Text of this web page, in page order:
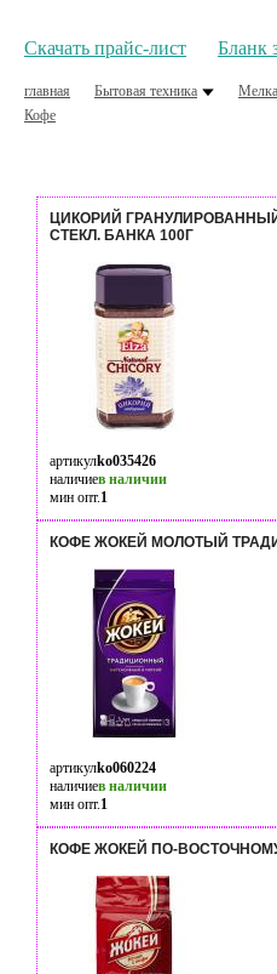
Скачать прайс-лист Бланк
главная Бытовая техника
Кофе
ЦИКОРИЙ ГРАНУЛИРОВАННЫЙ
СТЕКЛ. БАНКА 100Г
артикулko035426
наличиев наличии
мин опт.1
КОФЕ ЖОКЕЙ МОЛОТЫЙ
артикулko060224
наличиев наличии
мин опт.1
КОФЕ ЖОКЕЙ ПО-